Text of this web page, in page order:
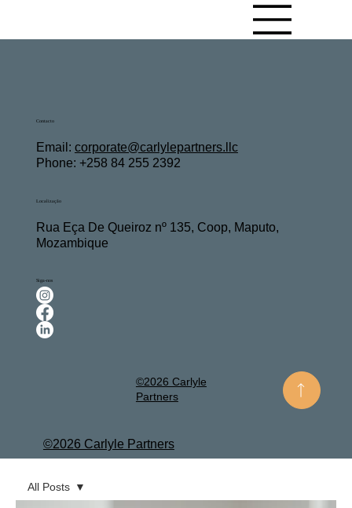
All Posts
Contacto
Email: corporate@carlylepartners.llc
Phone: +258 84 255 2392
Localização
Rua Eça De Queiroz nº 135, Coop, Maputo,
Mozambique
Siga-nos
©2026 Carlyle
Partners
©2026 Carlyle Partners